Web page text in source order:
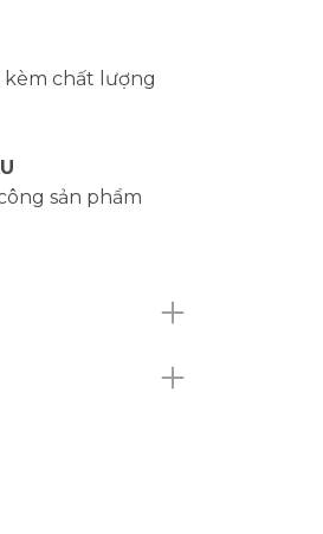
kèm chất lượng
sản phẩm